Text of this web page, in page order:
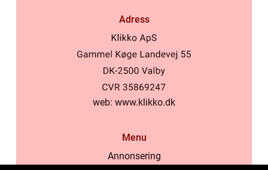
Adress
web: www.klikko.dk
Menu
Annonsering